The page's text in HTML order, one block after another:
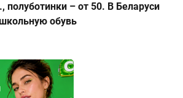
полуботинки – от 50. В Беларуси
обувь